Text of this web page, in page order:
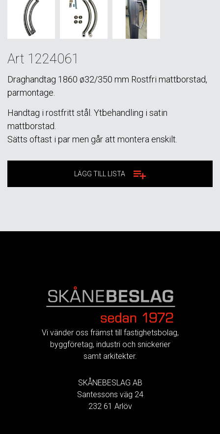
Art 1224061
Draghandtag 1860 ø32/350 mm Rostfri mattborstad,
parmontage.
Handtag i rostfritt stål. Ytbehandling i satin
mattborstad.
Sätts oftast i par men går att montera enskilt.
LÄGG TILL LISTA
Vi vänder oss främst till fastighetsbolag,
byggföretag, industri och snickerier
samt arkitekter.
SKÅNEBESLAG AB
Santessons väg 24
232 61 Arlöv